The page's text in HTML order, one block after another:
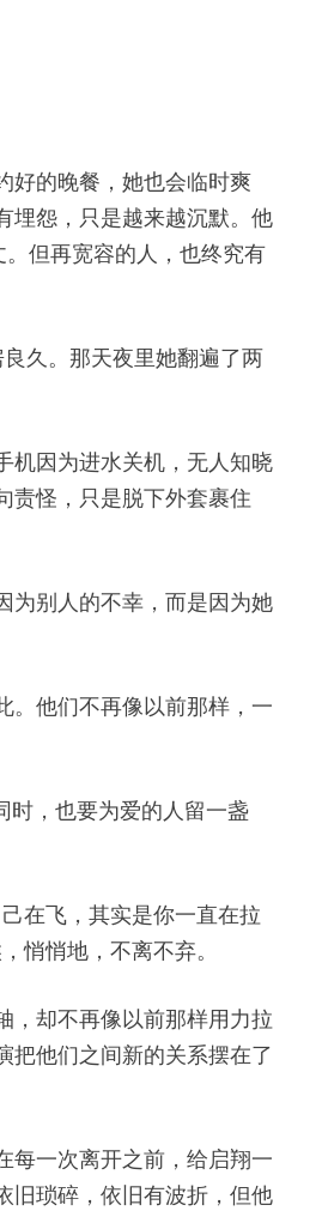
好的晚餐，她也会临时爽
埋怨，只是越来越沉默。他
但再宽容的人，也终究有
久。那天夜里她翻遍了两
机因为进水关机，无人知晓
责怪，只是脱下外套裹住
为别人的不幸，而是因为她
。他们不再像以前那样，一
时，也要为爱的人留一盏
在飞，其实是你一直在拉
悄悄地，不离不弃。
，却不再像以前那样用力拉
把他们之间新的关系摆在了
每一次离开之前，给启翔一
旧琐碎，依旧有波折，但他